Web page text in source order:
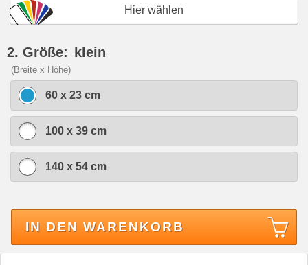
Hier wählen
2. Größe: klein
(Breite x Höhe)
60 x 23 cm
100 x 39 cm
140 x 54 cm
IN DEN WARENKORB